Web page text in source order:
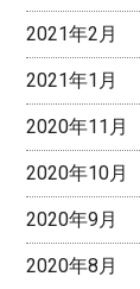
2021年2月
2021年1月
2020年11月
2020年10月
2020年9月
2020年8月